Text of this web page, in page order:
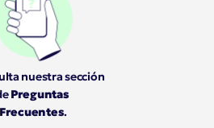
nuestra sección
Preguntas
Frecuentes.